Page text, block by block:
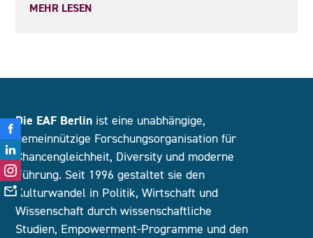
MEHR LESEN
Die EAF Berlin ist eine unabhängige,
gemeinnützige Forschungsorganisation für
Chancengleichheit, Diversity und moderne
Führung. Seit 1996 gestaltet sie den
Kulturwandel in Politik, Wirtschaft und
Wissenschaft durch wissenschaftliche
Studien, Empowerment-Programme und den